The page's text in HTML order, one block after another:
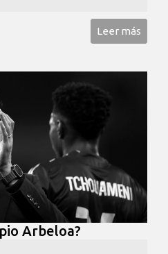
Leer más
Arbeloa?